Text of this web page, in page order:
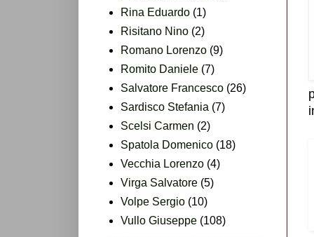
Rina Eduardo (1)
Risitano Nino (2)
Romano Lorenzo (9)
Romito Daniele (7)
Salvatore Francesco (26)
Sardisco Stefania (7)
Scelsi Carmen (2)
Spatola Domenico (18)
Vecchia Lorenzo (4)
Virga Salvatore (5)
Volpe Sergio (10)
Vullo Giuseppe (108)